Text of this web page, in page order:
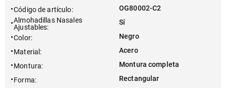
Código de artículo:
OG80002-C2
Almohadillas Nasales
Ajustables:
Sí
Color:
Negro
Material :
Acero
Montura:
Montura completa
Forma:
Rectangular